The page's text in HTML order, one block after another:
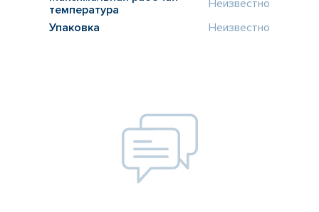
температура
Неизвестно
Упаковка
Неизвестно